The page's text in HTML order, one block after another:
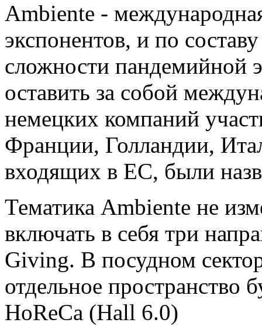
Ambiente -
экспонентов, и по
сложности пандемийной
оставить за собой
немецких компаний
Франции, Голландии,
входящих в ЕС, были
Тематика Ambiente не
включать в себя три
Giving. В посудном
отдельное пространство
HoReCa (Hall 6.0)